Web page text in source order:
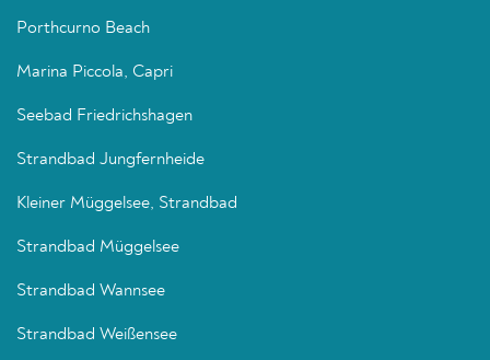
Porthcurno Beach
Marina Piccola, Capri
Seebad Friedrichshagen
Strandbad Jungfernheide
Kleiner Müggelsee, Strandbad
Strandbad Müggelsee
Strandbad Wannsee
Strandbad Weißensee